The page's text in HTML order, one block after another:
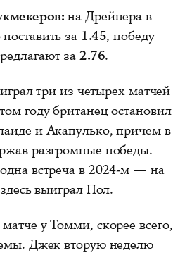
на Дрейпера в
за 1.45, победу
за2.76.
три из четырех матчей
году британец остановил
и Акапулько, причем в
разгромные победы.
встреча в 2024-м — на
выиграл Пол.
у Томми, скорее всего,
Джек вторую неделю